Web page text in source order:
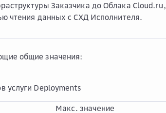
Заказчика до Облака Cloud.ru,
чтения данных с СХД Исполнителя.
общие значения:
услуги Deployments
Макс. значение